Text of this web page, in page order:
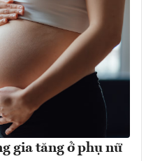
gia tăng ở phụ nữ